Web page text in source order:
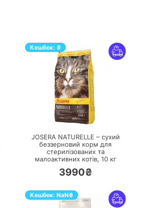
Кешбек: ₴
ПЕРЕЙТИ
JOSERA NATURELLE – сухий
беззерновий корм для
стерилізованих та
малоактивних котів, 10 кг
3990₴
Кешбек: NaN₴